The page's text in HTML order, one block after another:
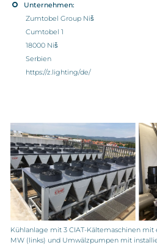
Unternehmen:
Zumtobel Group Niš
Cumtobel 1
18000 Niš
Serbien
https://z.lighting/de/
Kühlanlage mit 3 CIAT-Kältemaschinen
MW (links) und Umwälzpumpen mit